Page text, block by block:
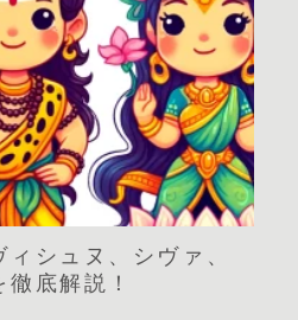
シュヌ、シヴァ、
底解説！